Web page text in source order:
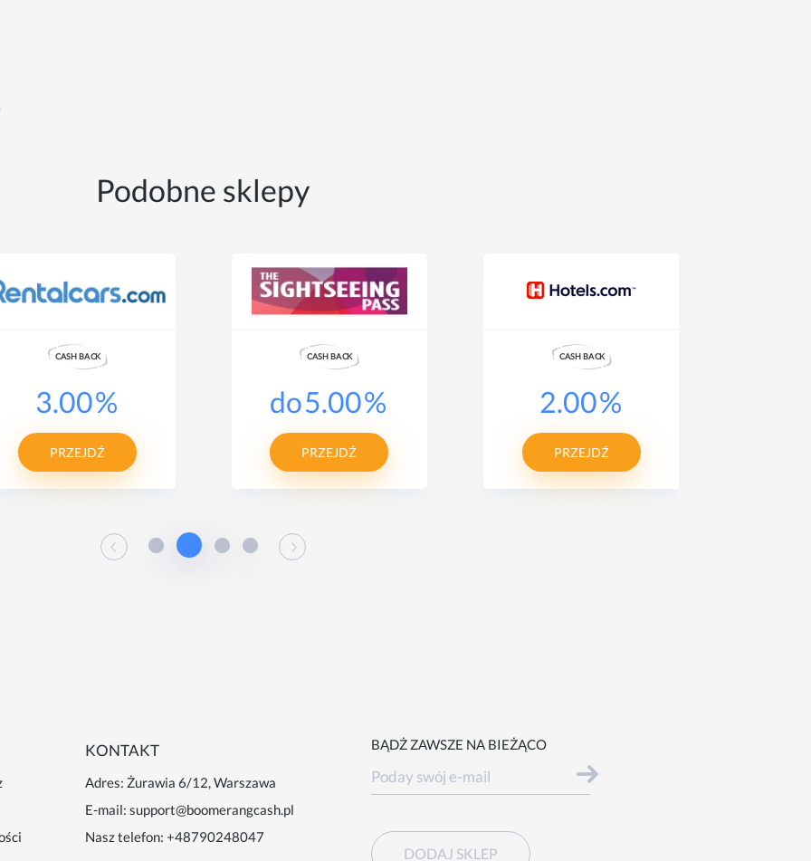
Podobne sklepy
CASH BACK
3.00%
PRZEJDŹ
CASH BACK
do5.00%
PRZEJDŹ
CASH BACK
2.00%
PRZEJDŹ
KONTAKT
Adres: Żurawia 6/12, Warszawa
E-mail:support@boomerangcash.pl
Nasz telefon:+48790248047
BĄDŻ ZAWSZE NA BIEŻĄCO
DODAJ SKLEP